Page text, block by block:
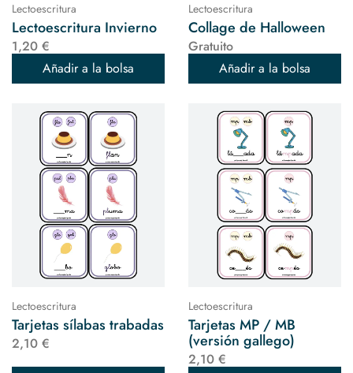
Lectoescritura
Lectoescritura Invierno
1,20 €
Añadir a la bolsa
Lectoescritura
Collage de Halloween
Gratuito
Añadir a la bolsa
Lectoescritura
Tarjetas sílabas trabadas
2,10 €
Lectoescritura
Tarjetas MP / MB
(versión gallego)
2,10 €